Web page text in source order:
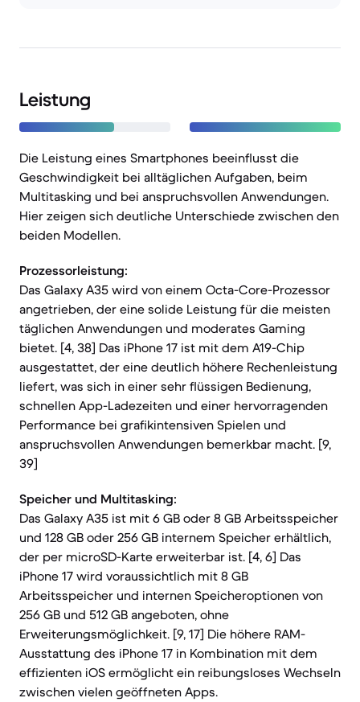
Leistung
Die Leistung eines Smartphones beeinflusst die
Geschwindigkeit bei alltäglichen Aufgaben, beim
Multitasking und bei anspruchsvollen Anwendungen.
Hier zeigen sich deutliche Unterschiede zwischen den
beiden Modellen.
Prozessorleistung:
Das Galaxy A35 wird von einem Octa-Core-Prozessor
angetrieben, der eine solide Leistung für die meisten
täglichen Anwendungen und moderates Gaming
bietet. [4, 38] Das iPhone 17 ist mit dem A19-Chip
ausgestattet, der eine deutlich höhere Rechenleistung
liefert, was sich in einer sehr flüssigen Bedienung,
schnellen App-Ladezeiten und einer hervorragenden
Performance bei grafikintensiven Spielen und
anspruchsvollen Anwendungen bemerkbar macht. [9,
39]
Speicher und Multitasking:
Das Galaxy A35 ist mit 6 GB oder 8 GB Arbeitsspeicher
und 128 GB oder 256 GB internem Speicher erhältlich,
der per microSD-Karte erweiterbar ist. [4, 6] Das
iPhone 17 wird voraussichtlich mit 8 GB
Arbeitsspeicher und internen Speicheroptionen von
256 GB und 512 GB angeboten, ohne
Erweiterungsmöglichkeit. [9, 17] Die höhere RAM-
Ausstattung des iPhone 17 in Kombination mit dem
effizienten iOS ermöglicht ein reibungsloses Wechseln
zwischen vielen geöffneten Apps.